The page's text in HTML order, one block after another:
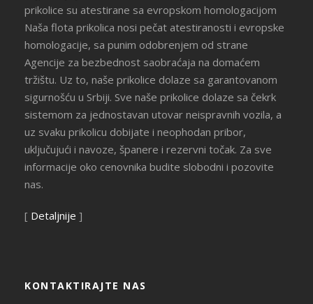
prikolice su atestirane sa evropskom homologacijom
Naša flota prikolica nosi pečat atestiranosti i evropske
homologacije, sa punim odobrenjem od strane
Agencije za bezbednost saobraćaja na domaćem
tržištu. Uz to, naše prikolice dolaze sa garantovanom
sigurnošću u Srbiji. Sve naše prikolice dolaze sa čekrk
sistemom za jednostavan utovar neispravnih vozila, a
uz svaku prikolicu dobijate i neophodan pribor,
uključujući i navoze, španere i rezervni točak. Za sve
informacije oko cenovnika budite slobodni i pozovite
nas.
[ Detaljnije ]
KONTAKTIRAJTE NAS